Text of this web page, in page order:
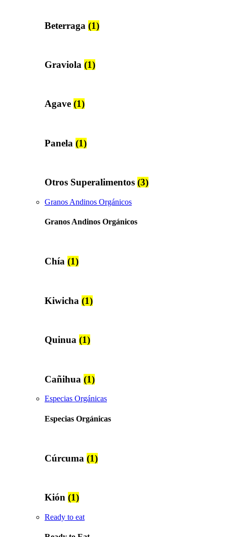
Beterraga (1)
Graviola (1)
Agave (1)
Panela (1)
Otros Superalimentos (3)
Granos Andinos Orgánicos
Granos Andinos Orgánicos
Chía (1)
Kiwicha (1)
Quinua (1)
Cañihua (1)
Especias Orgánicas
Especias Orgánicas
Cúrcuma (1)
Kión (1)
Ready to eat